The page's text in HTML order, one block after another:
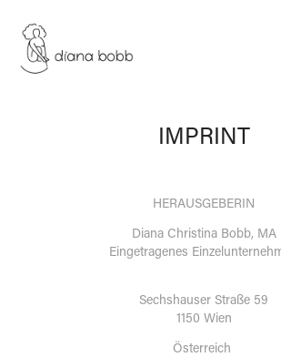
IMPRINT
HERAUSGEBERIN
Diana Christina Bobb, MA
Eingetragenes
Sechshauser Straße 59
1150 Wien
Österreich